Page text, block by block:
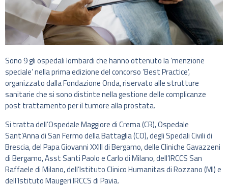
Sono 9 gli ospedali lombardi che hanno ottenuto la ‘menzione
speciale’ nella prima edizione del concorso ‘Best Practice’,
organizzato dalla Fondazione Onda, riservato alle strutture
sanitarie che si sono distinte nella gestione delle complicanze
post trattamento per il tumore alla prostata.
Si tratta dell’Ospedale Maggiore di Crema (CR), Ospedale
Sant’Anna di San Fermo della Battaglia (CO), degli Spedali Civili di
Brescia, del Papa Giovanni XXIII di Bergamo, delle Cliniche Gavazzeni
di Bergamo, Asst Santi Paolo e Carlo di Milano, dell’IRCCS San
Raffaele di Milano, dell’Istituto Clinico Humanitas di Rozzano (MI) e
dell’Istituto Maugeri IRCCS di Pavia.